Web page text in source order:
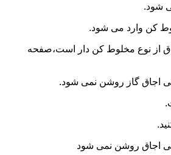
کن وارد می شود.
از نوع مخلوط کن دار است،صفحه